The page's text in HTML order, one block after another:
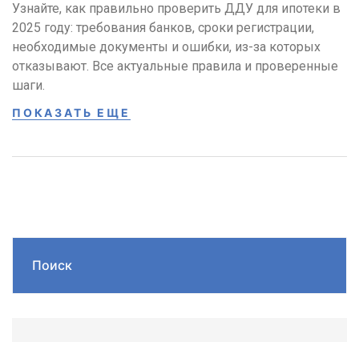
Узнайте, как правильно проверить ДДУ для ипотеки в
2025 году: требования банков, сроки регистрации,
необходимые документы и ошибки, из-за которых
отказывают. Все актуальные правила и проверенные
шаги.
ПОКАЗАТЬ ЕЩЕ
Поиск